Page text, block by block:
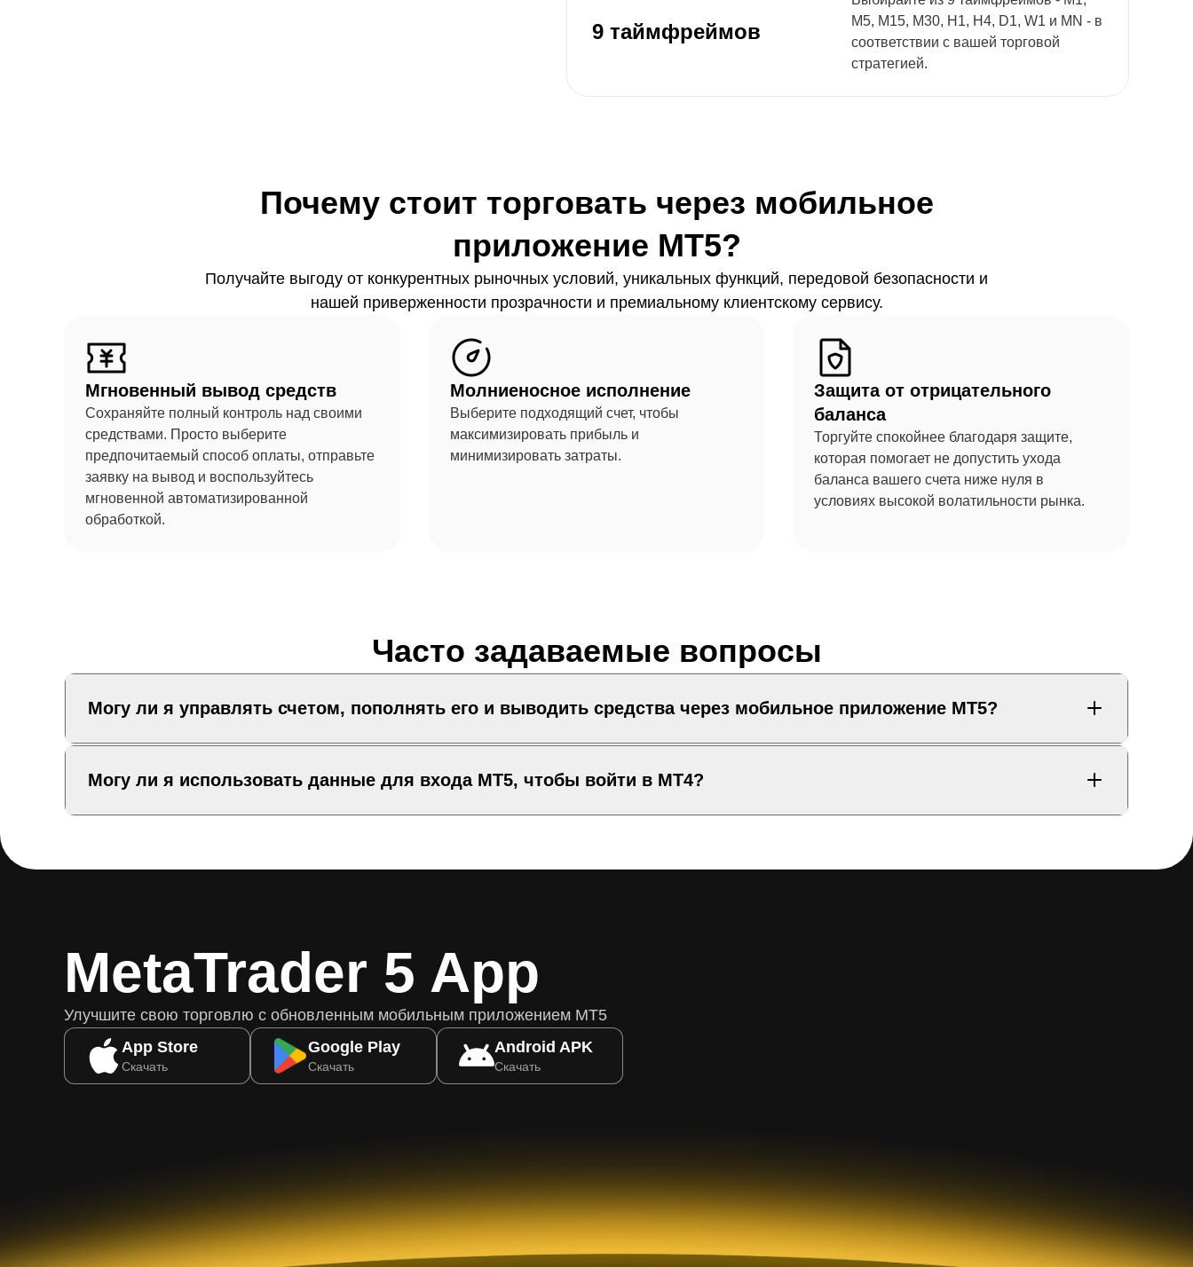
9 таймфреймов
M5, M15, M30, H1, H4, D1, W1 и MN - в
соответствии с вашей торговой
стратегией.
Почему стоит торговать через мобильное
приложение MT5?
Получайте выгоду от конкурентных рыночных условий, уникальных функций, передовой безопасности и
нашей приверженности прозрачности и премиальному клиентскому сервису.
Мгновенный вывод средств
Сохраняйте полный контроль над своими
средствами. Просто выберите
предпочитаемый способ оплаты, отправьте
заявку на вывод и воспользуйтесь
мгновенной автоматизированной
обработкой.
Молниеносное исполнение
Выберите подходящий счет, чтобы
максимизировать прибыль и
минимизировать затраты.
Защита от отрицательного
баланса
Торгуйте спокойнее благодаря защите,
которая помогает не допустить ухода
баланса вашего счета ниже нуля в
условиях высокой волатильности рынка.
Часто задаваемые вопросы
Могу ли я управлять счетом, пополнять его и выводить средства через мобильное приложение MT5?
Могу ли я использовать данные для входа MT5, чтобы войти в MT4?
MetaTrader 5 App
Улучшите свою торговлю с обновленным мобильным приложением MT5
App Store
Скачать
Google Play
Скачать
Android APK
Скачать